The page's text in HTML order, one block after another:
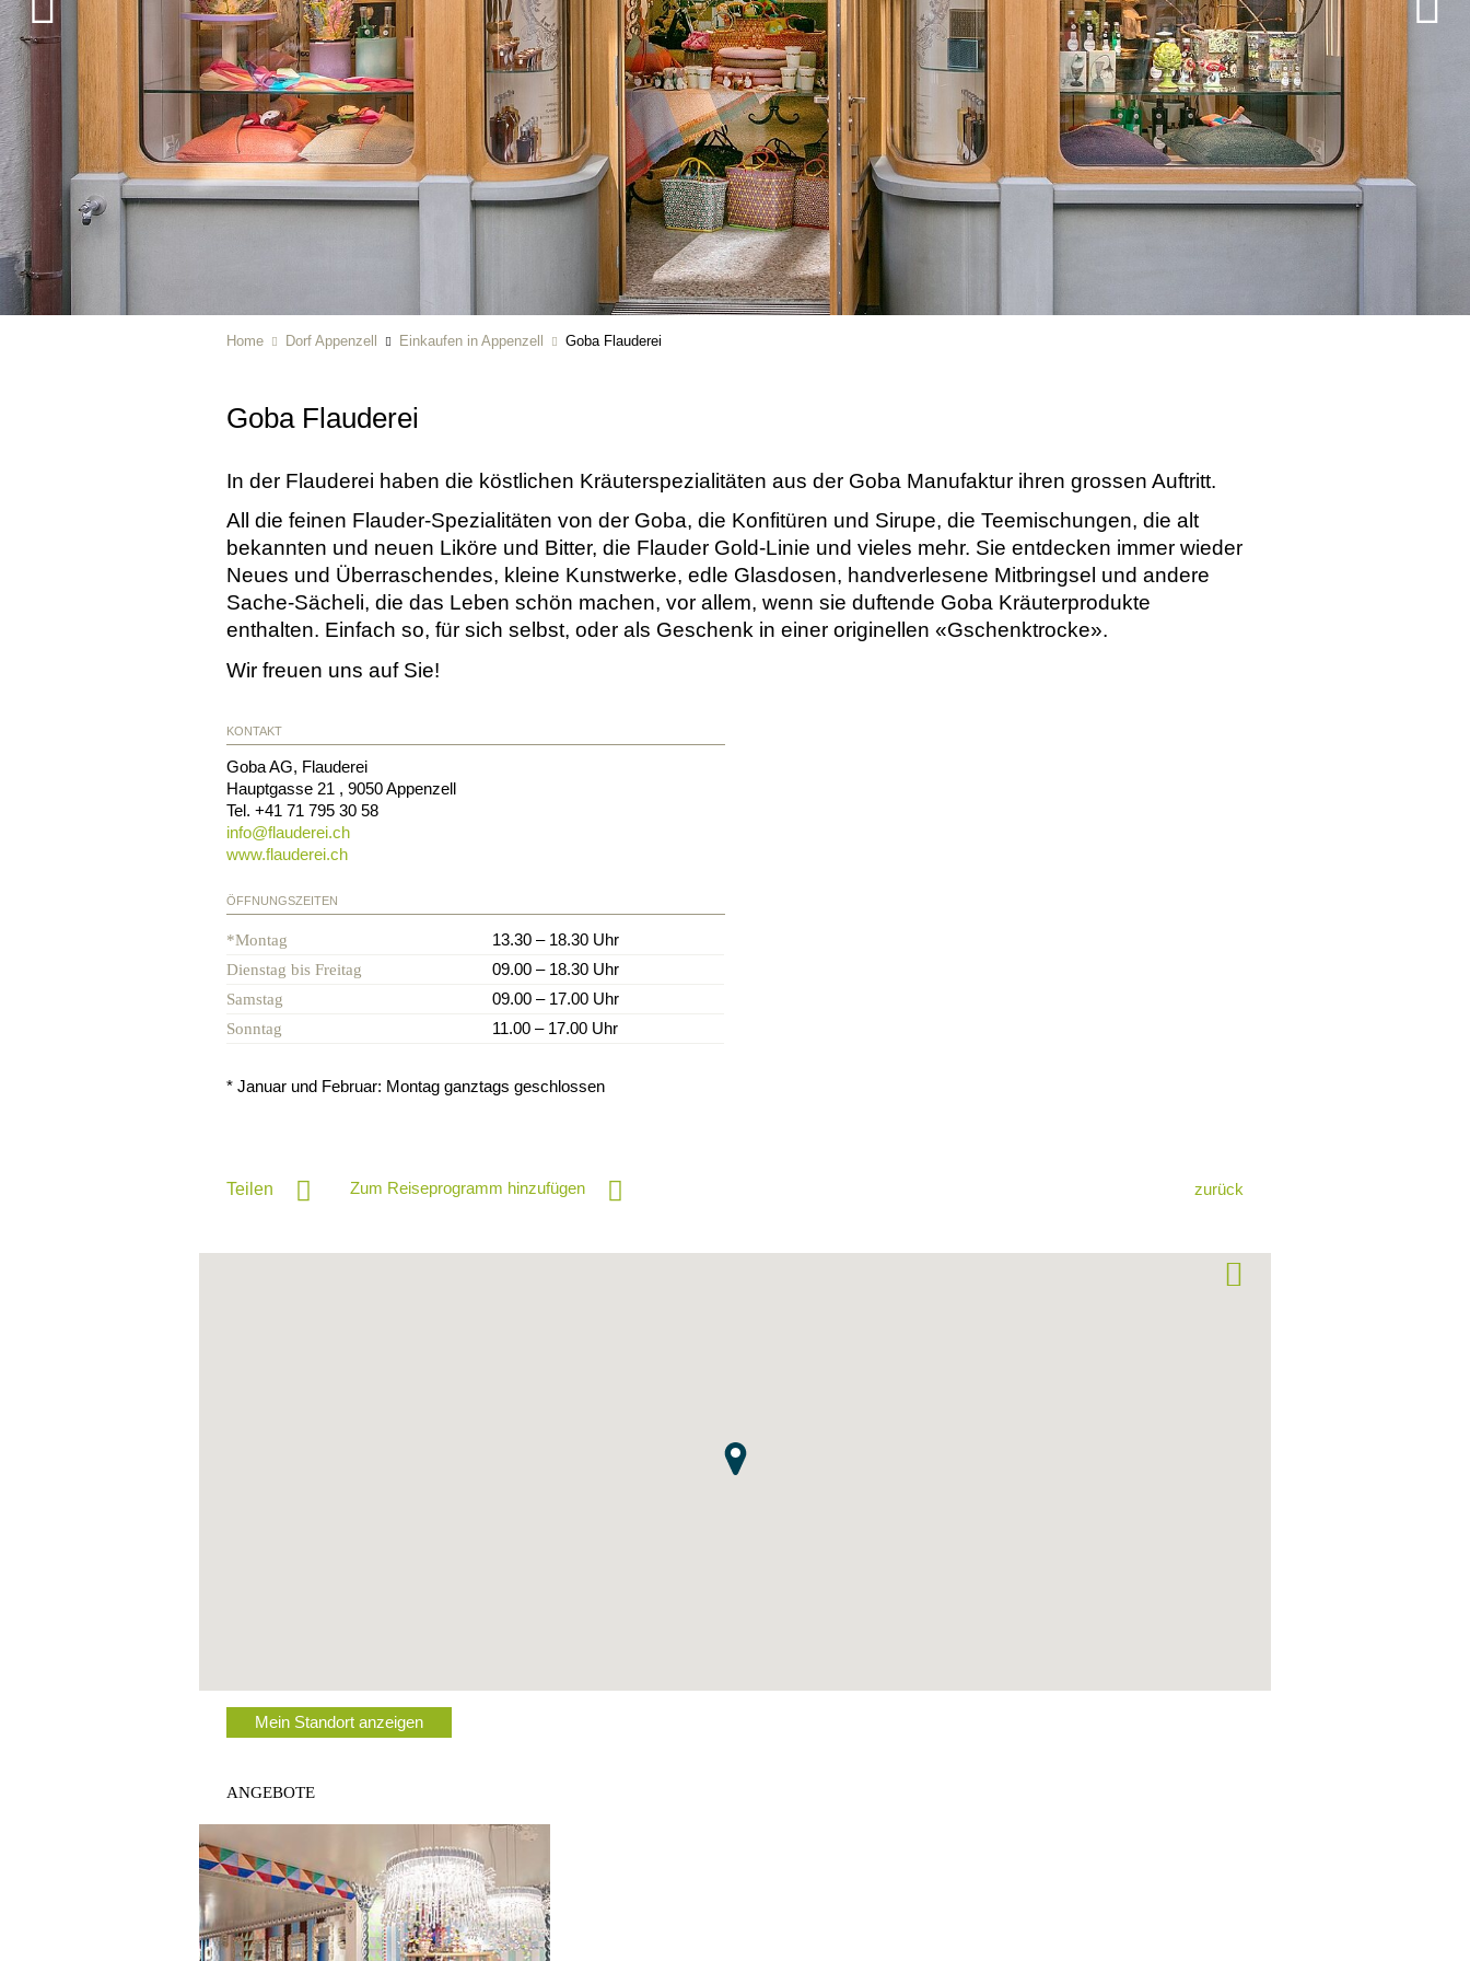
Home Dorf Appenzell Einkaufen in Appenzell Goba Flauderei
Goba Flauderei
In der Flauderei haben die köstlichen Kräuterspezialitäten aus der Goba Manufaktur ihren grossen Auftritt.
All die feinen Flauder-Spezialitäten von der Goba, die Konfitüren und Sirupe, die Teemischungen, die alt
bekannten und neuen Liköre und Bitter, die Flauder Gold-Linie und vieles mehr. Sie entdecken immer wieder
Neues und Überraschendes, kleine Kunstwerke, edle Glasdosen, handverlesene Mitbringsel und andere
Sache-Sächeli, die das Leben schön machen, vor allem, wenn sie duftende Goba Kräuterprodukte
enthalten. Einfach so, für sich selbst, oder als Geschenk in einer originellen «Gschenktrocke».
Wir freuen uns auf Sie!
KONTAKT
Goba AG, Flauderei
Hauptgasse 21 , 9050Appenzell
Tel. +41 71 795 30 58
info@flauderei.ch
www.flauderei.ch
ÖFFNUNGSZEITEN
*Montag 13.30 – 18.30 Uhr
Dienstag bis Freitag 09.00 – 18.30 Uhr
Samstag 09.00 – 17.00 Uhr
Sonntag 11.00 – 17.00 Uhr
* Januar und Februar: Montag ganztags geschlossen
Teilen Zum Reiseprogramm hinzufügen zurück
Mein Standort anzeigen
ANGEBOTE